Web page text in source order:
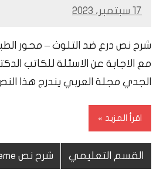
17 سبتمبر، 2023
Mohamed
شرح نص درع ضد التلوث – محور
مع الاجابة عن الاسئلة للكاتب
الجدي مجلة العربي يندرج هذا
اقرأ المزيد
القسم التعليمي شرح نص char7nas 8eme